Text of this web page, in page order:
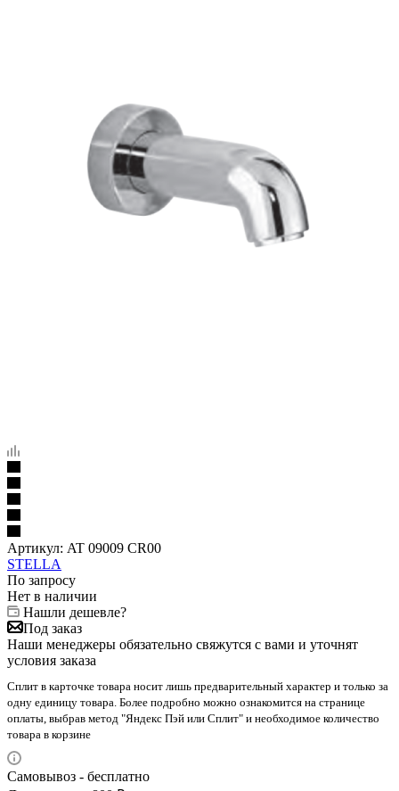
Артикул: AT 09009 CR00
STELLA
По запросу
Нет в наличии
Нашли дешевле?
Под заказ
Наши менеджеры обязательно свяжутся с вами и уточнят
условия заказа
Сплит в карточке товара носит лишь предварительный характер и только за
одну единицу товара. Более подробно можно ознакомится на странице
оплаты, выбрав метод "Яндекс Пэй или Сплит" и необходимое количество
товара в корзине
Самовывоз - бесплатно